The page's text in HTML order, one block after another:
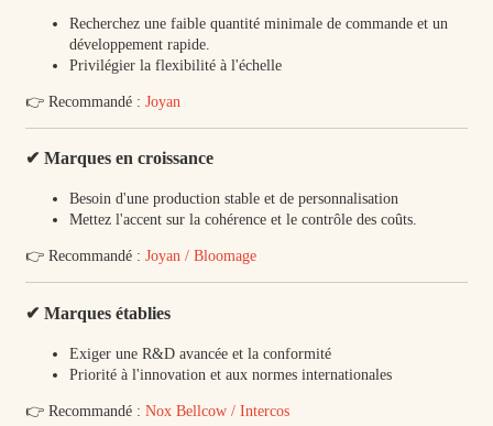
Recherchez une faible quantité minimale de commande et un
développement rapide.
Privilégier la flexibilité à l'échelle
👉 Recommandé : Joyan
✔ Marques en croissance
Besoin d'une production stable et de personnalisation
Mettez l'accent sur la cohérence et le contrôle des coûts.
👉 Recommandé : Joyan / Bloomage
✔ Marques établies
Exiger une R&D avancée et la conformité
Priorité à l'innovation et aux normes internationales
👉 Recommandé : Nox Bellcow / Intercos